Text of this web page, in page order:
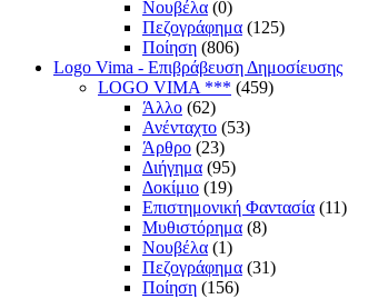
Νουβέλα (0)
Πεζογράφημα (125)
Ποίηση (806)
Logo Vima - Επιβράβευση Δημοσίευσης
LOGO VIMA *** (459)
Άλλο (62)
Ανένταχτο (53)
Άρθρο (23)
Διήγημα (95)
Δοκίμιο (19)
Επιστημονική Φαντασία (11)
Μυθιστόρημα (8)
Νουβέλα (1)
Πεζογράφημα (31)
Ποίηση (156)